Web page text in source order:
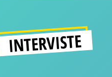
INTERVISTE